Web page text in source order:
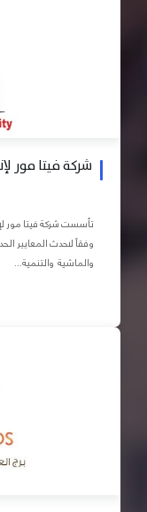
شركة فيتا مور
تأسست شركة فيتا مور
وفقاً لاحدث المعايير
والماشية والتنمية...